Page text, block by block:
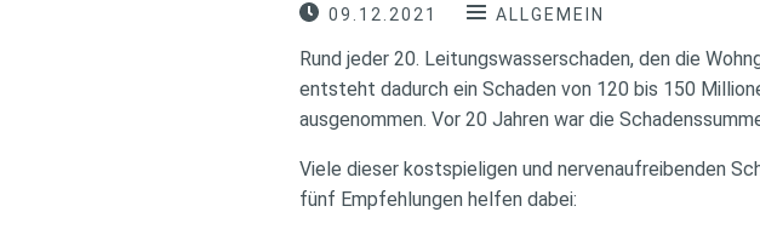
09.12.2021 ALLGEMEIN
Rund jeder 20. Leitungswasserschaden, den die
entsteht dadurch ein Schaden von 120 bis 150
ausgenommen. Vor 20 Jahren war die
Viele dieser kostspieligen und nervenaufreibenden
fünf Empfehlungen helfen dabei: